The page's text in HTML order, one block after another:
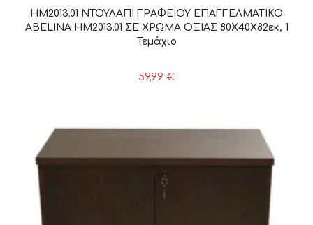
HM2013.01 ΝΤΟΥΛΑΠΙ ΓΡΑΦΕΙΟΥ ΕΠΑΓΓΕΛΜΑΤΙΚΟ
ABELINA HM2013.01 ΣΕ ΧΡΩΜΑ ΟΞΙΑΣ 80Χ40Χ82εκ, 1
Τεμάχιο
59,99 €